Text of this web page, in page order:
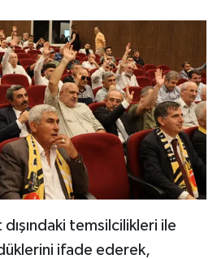
temsilcilikleri ile
ifade ederek,